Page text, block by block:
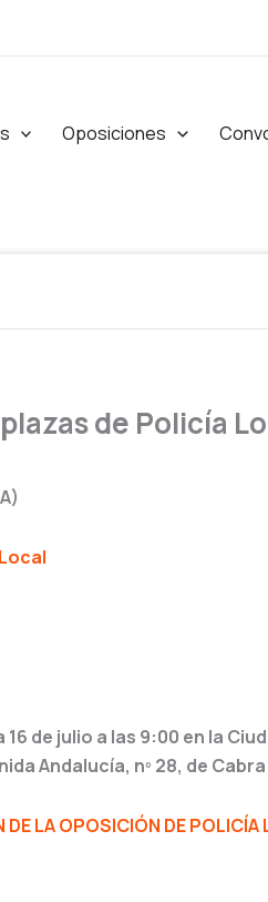
Oposiciones
de Policía
de julio a las 9:00 en la
Andalucía, nº 28, de
LA OPOSICIÓN DE POLICÍA